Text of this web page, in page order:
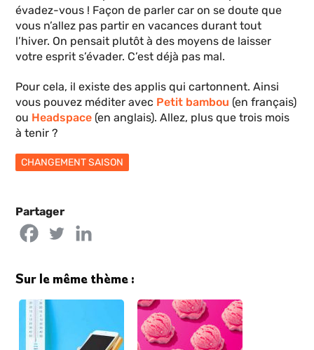
évadez-vous ! Façon de parler car on se doute que
vous n’allez pas partir en vacances durant tout
l’hiver. On pensait plutôt à des moyens de laisser
votre esprit s’évader. C’est déjà pas mal.
Pour cela, il existe des applis qui cartonnent. Ainsi
vous pouvez méditer avec Petit bambou (en français)
ou Headspace (en anglais). Allez, plus que trois mois
à tenir ?
CHANGEMENT SAISON
Partager
Sur le même thème :